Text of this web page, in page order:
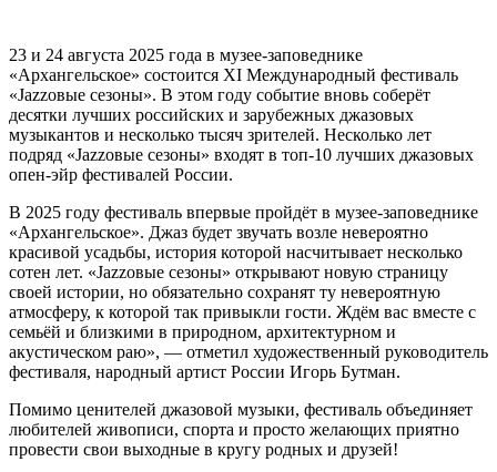
23 и 24 августа 2025 года в музее-заповеднике
«Архангельское» состоится XI Международный фестиваль
«Jazzовые сезоны». В этом году событие вновь соберёт
десятки лучших российских и зарубежных джазовых
музыкантов и несколько тысяч зрителей. Несколько лет
подряд «Jazzовые сезоны» входят в топ-10 лучших джазовых
опен-эйр фестивалей России.
В 2025 году фестиваль впервые пройдёт в музее-заповеднике
«Архангельское». Джаз будет звучать возле невероятно
красивой усадьбы, история которой насчитывает несколько
сотен лет. «Jazzовые сезоны» открывают новую страницу
своей истории, но обязательно сохранят ту невероятную
атмосферу, к которой так привыкли гости. Ждём вас вместе с
семьёй и близкими в природном, архитектурном и
акустическом раю», — отметил художественный руководитель
фестиваля, народный артист России Игорь Бутман.
Помимо ценителей джазовой музыки, фестиваль объединяет
любителей живописи, спорта и просто желающих приятно
провести свои выходные в кругу родных и друзей!